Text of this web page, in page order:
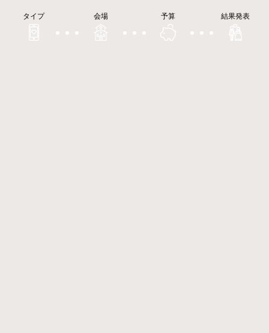
タイプ 会場 予算 結果発表